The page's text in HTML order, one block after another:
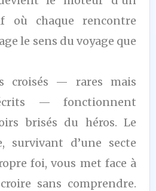
où chaque rencontre
le sens du voyage que
croisés — rares mais
— fonctionnent
brisés du héros. Le
survivant d’une secte
foi, vous met face à
sans comprendre.